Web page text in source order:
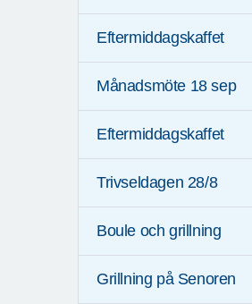
Eftermiddagskaffet
Månadsmöte 18 sep
Eftermiddagskaffet
Trivseldagen 28/8
Boule och grillning
Grillning på Senoren